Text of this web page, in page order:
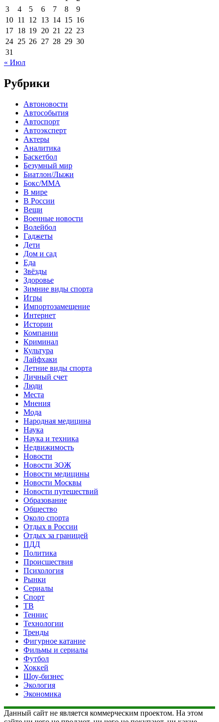
3
4 5 6 7 8
9
10 11 12 13 14 15 16
17 18 19 20 21 22 23
24 25 26 27 28 29 30
31
« Июл
Рубрики
Автоновости
Автособытия
Автоспорт
Автоэксперт
Актеры
Аналитика
Баскетбол
Безумный мир
Биатлон/Лыжи
Бокс/MMA
В мире
В России
Вещи
Военные новости
Волейбол
Гаджеты
Дети
Дом и сад
Еда
Звёзды
Здоровье
Зимние виды спорта
Игры
Импортозамещение
Интернет
Истории
Компании
Криминал
Культура
Лайфхаки
Летние виды спорта
Личный счет
Люди
Места
Мнения
Мода
Народная медицина
Наука
Наука и техника
Недвижимость
Новости
Новости ЗОЖ
Новости медицины
Новости Москвы
Новости путешествий
Образование
Общество
Около спорта
Отдых в России
Отдых за границей
ПДД
Политика
Происшествия
Психология
Рынки
Сериалы
Спорт
ТВ
Теннис
Технологии
Тренды
Фигурное катание
Фильмы и сериалы
Футбол
Хоккей
Шоу-бизнес
Экология
Экономика
Данный сайт не является коммерческим проектом. На этом